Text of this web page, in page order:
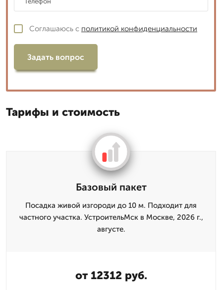
Соглашаюсь с политикой конфиденциальности
Задать вопрос
Тарифы и стоимость
Базовый пакет
Посадка живой изгороди до 10 м. Подходит для
частного участка. УстроительМск в Москве, 2026 г.,
августе.
от 12312 руб.